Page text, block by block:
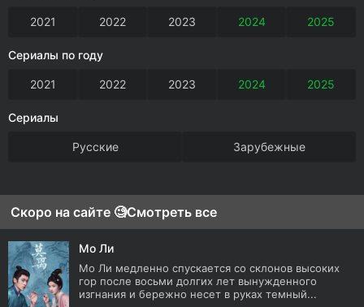
2021 2022 2023 2024 2025
Сериалы по году
2021 2022 2023 2024 2025
Сериалы
Русские Зарубежные
Скоро на сайте 🧐Смотреть все
Мо Ли
Мо Ли медленно спускается со склонов высоких
гор после восьми долгих лет вынужденного
изгнания и бережно несет в руках темный...